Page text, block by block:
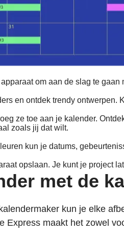
om aan de slag te gaan
en ontdek trendy
ze toe aan je kalender.
zoals jij dat wilt.
kun je datums,
opslaan. Je kunt je project
met de
kun je elke
Express maakt het zowel